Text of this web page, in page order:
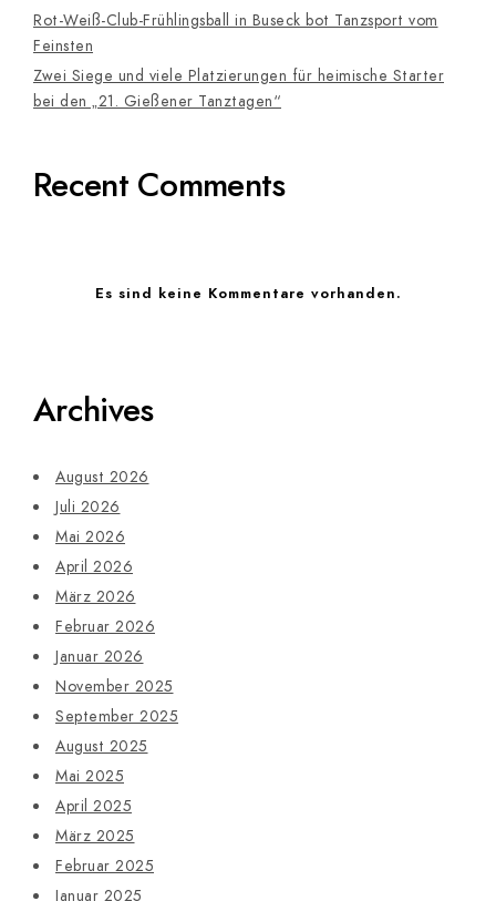
Rot-Weiß-Club-Frühlingsball in Buseck bot Tanzsport vom
Feinsten
Zwei Siege und viele Platzierungen für heimische Starter
bei den „21. Gießener Tanztagen“
Recent Comments
Es sind keine Kommentare vorhanden.
Archives
August 2026
Juli 2026
Mai 2026
April 2026
März 2026
Februar 2026
Januar 2026
November 2025
September 2025
August 2025
Mai 2025
April 2025
März 2025
Februar 2025
Januar 2025